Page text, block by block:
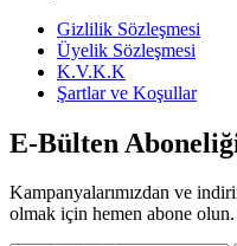
Gizlilik Sözleşmesi
Üyelik Sözleşmesi
K.V.K.K
Şartlar ve Koşullar
E-Bülten
Kampanyalarımızdan ve
olmak için hemen abone olun.